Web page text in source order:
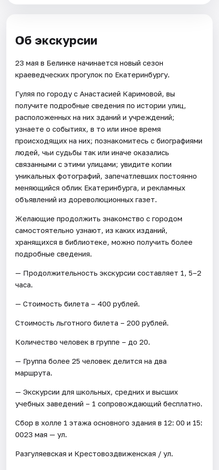
Об экскурсии
23 мая в Белинке начинается новый сезон
краеведческих прогулок по Екатеринбургу.
Гуляя по городу с Анастасией Каримовой, вы
получите подробные сведения по истории улиц,
расположенных на них зданий и учреждений;
узнаете о событиях, в то или иное время
происходящих на них; познакомитесь с биографиями
людей, чьи судьбы так или иначе оказались
связанными с этими улицами; увидите копии
уникальных фотографий, запечатлевших постоянно
меняющийся облик Екатеринбурга, и рекламных
объявлений из дореволюционных газет.
Желающие продолжить знакомство с городом
самостоятельно узнают, из каких изданий,
хранящихся в библиотеке, можно получить более
подробные сведения.
— Продолжительность экскурсии составляет 1, 5–2
часа.
— Стоимость билета – 400 рублей.
Стоимость льготного билета – 200 рублей.
Количество человек в группе – до 20.
— Группа более 25 человек делится на два
маршрута.
— Экскурсии для школьных, средних и высших
учебных заведений – 1 сопровождающий бесплатно.
Сбор в холле 1 этажа основного здания в 12: 00 и 15:
0023 мая — ул.
Разгуляевская и Крестовоздвиженская / ул.